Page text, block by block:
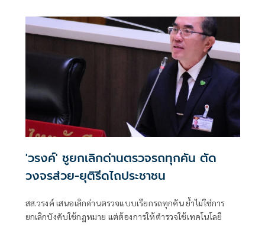
ป้องกันและปราบปรามการทุจริตประพฤติมิชอบ หรือ
กมธ.ป.ป.ช. เรื่อง กรณีทุจริตการจัดซื้อเครื่องบินกรมฝนหลวง
และการบินเกษตร
'วรงค์' ชูยกเลิกด่านตรวจรถทุกคัน ตัด
วงจรส่วย-ยุติรีดไถประชาชน
สส.วรงค์ เสนอเลิกด่านตรวจแบบเรียกรถทุกคัน ย้ำไม่ใช่การ
ยกเลิกบังคับใช้กฎหมาย แต่ต้องการให้ตำรวจใช้เทคโนโลยี